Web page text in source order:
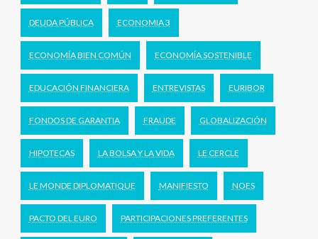
DEUDA PÚBLICA ECONOMIA 3
ECONOMÍA BIEN COMÚN ECONOMÍA SOSTENIBLE
EDUCACIÓN FINANCIERA ENTREVISTAS EURIBOR
FONDOS DE GARANTIA FRAUDE GLOBALIZACIÓN
HIPOTECAS LA BOLSA Y LA VIDA LE CERCLE
LE MONDE DIPLOMATIQUE MANIFIESTO NOES
PACTO DEL EURO PARTICIPACIONES PREFERENTES